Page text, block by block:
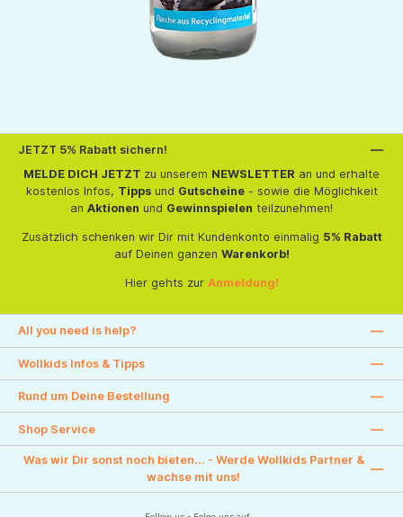
JETZT 5% Rabatt sichern!
MELDE DICH JETZT zu unserem NEWSLETTER an und erhalte
kostenlos Infos, Tippsund Gutscheine- sowie die Möglichkeit
an Aktionen und Gewinnspielen teilzunehmen!
Zusätzlich schenken wir Dir mit Kundenkonto einmalig 5% Rabatt
auf Deinen ganzen Warenkorb!
Hier gehts zur Anmeldung!
All you need is help?
Wollkids Infos & Tipps
Rund um Deine Bestellung
Shop Service
Was wir Dir sonst noch bieten... - Werde Wollkids Partner &
wachse mit uns!